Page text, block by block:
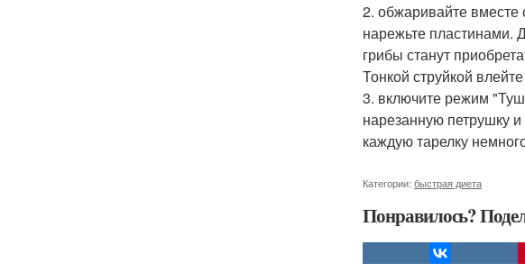
2. обжаривайте
нарежьте пластинами.
грибы станут
Тонкой струйкой
3. включите режим
нарезанную петрушку
каждую тарелку
Категории: быстрая диета
Понравилось?